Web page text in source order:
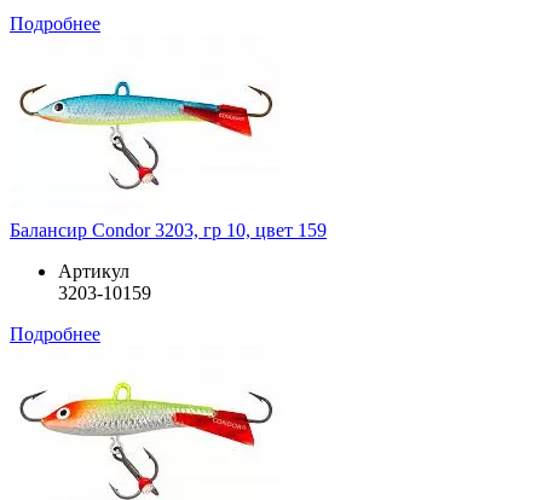
Подробнее
Балансир Condor 3203, гр 10, цвет 159
Артикул
3203-10159
Подробнее